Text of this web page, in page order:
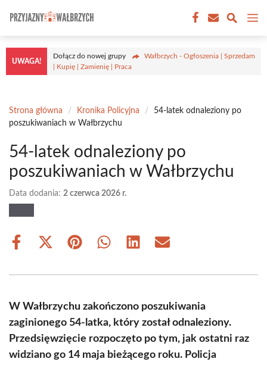
treści
UWAGA!
Dołącz do nowej grupy
Wałbrzych - Ogłoszenia | Sprzedam
| Kupię | Zamienię | Praca
Strona główna / Kronika Policyjna /
54-latek odnaleziony po
poszukiwaniach w Wałbrzychu
54-latek odnaleziony po
poszukiwaniach w Wałbrzychu
Data dodania: 2 czerwca 2026 r.
Share
Share
(Twitter)
Share Share Share Share
W Wałbrzychu zakończono poszukiwania
zaginionego 54-latka, który został odnaleziony.
Przedsięwzięcie rozpoczęto po tym, jak ostatni raz
widziano go 14 maja bieżącego roku. Policja